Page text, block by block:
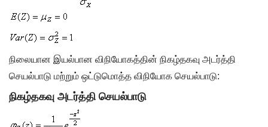
நிலையான இயல்பான விநியோகத்தின் நிகழ்தகவு அடர்த்தி
செயல்பாடு மற்றும் ஒட்டுமொத்த விநியோக செயல்பாடு:
நிகழ்தகவு அடர்த்தி செயல்பாடு